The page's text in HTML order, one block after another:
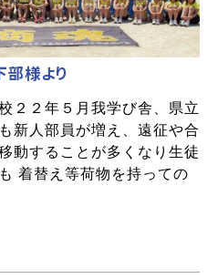
様より
２２年５月我学び舎、県立
新人部員が増え、遠征や合
動することが多くなり生徒
着替え等荷物を持っての